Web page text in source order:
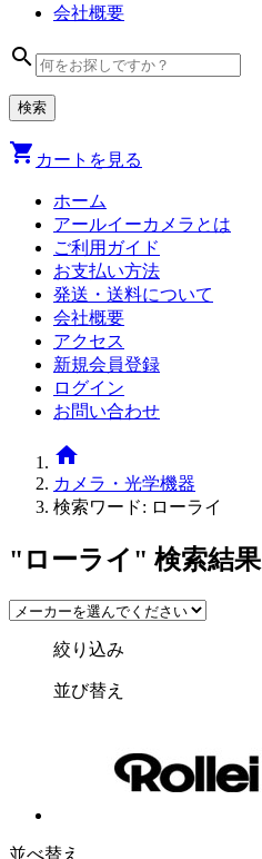
会社概要
search
shopping_cart カートを見る
ホーム
アールイーカメラとは
ご利用ガイド
お支払い方法
発送・送料について
会社概要
アクセス
新規会員登録
ログイン
お問い合わせ
home
カメラ・光学機器
検索ワード: ローライ
"ローライ" 検索結果
絞り込み
並び替え
並べ替え